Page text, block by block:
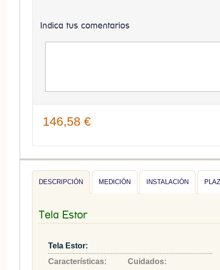
Indica tus comentarios
146,58 €
DESCRIPCIÓN MEDICIÓN INSTALACIÓN
Tela Estor
Tela Estor:
Características:
Cuidados: